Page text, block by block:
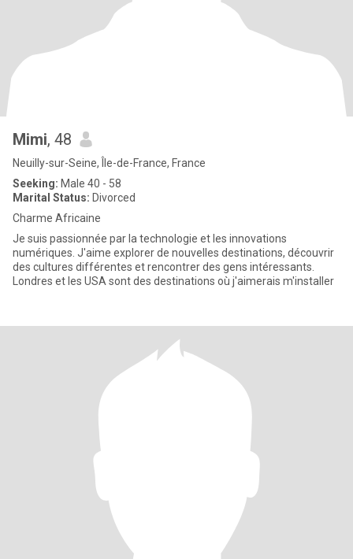
Mimi, 48
Neuilly-sur-Seine, Île-de-France, France
Seeking: Male 40 - 58
Marital Status: Divorced
Charme Africaine
Je suis passionnée par la technologie et les innovations
numériques. J'aime explorer de nouvelles destinations, découvrir
des cultures différentes et rencontrer des gens intéressants.
Londres et les USA sont des destinations où j'aimerais m'installer